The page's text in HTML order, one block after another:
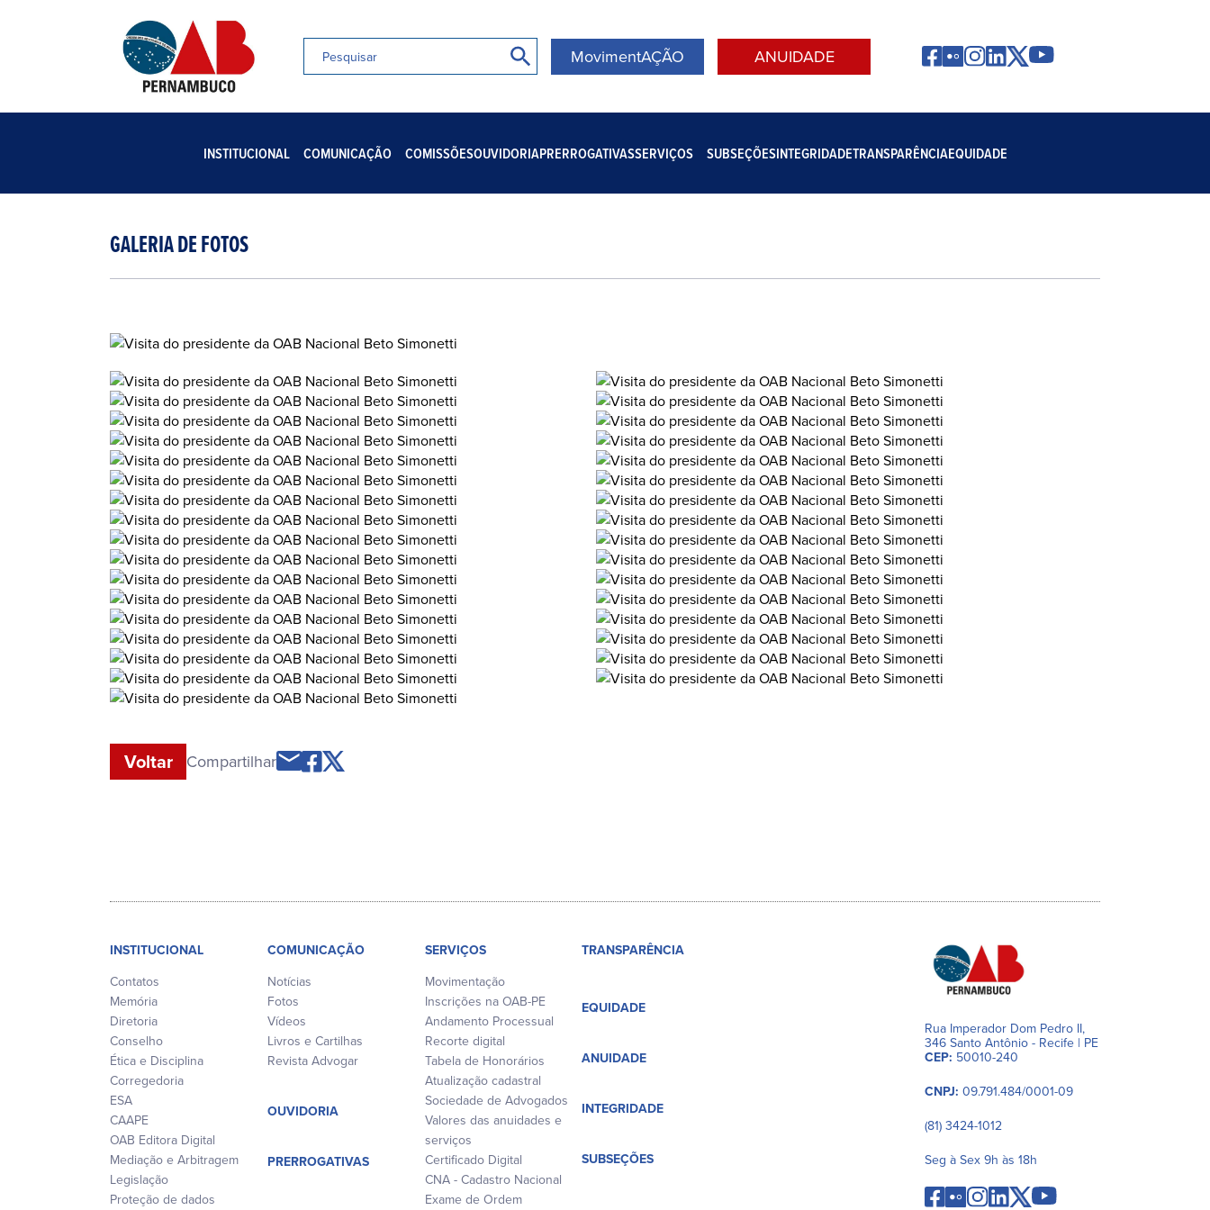
MovimentAÇÃO ANUIDADE
INSTITUCIONAL COMUNICAÇÃO COMISSÕESOUVIDORIAPRERROGATIVASSERVIÇOS SUBSEÇÕESINTEGRIDADETRANSPARÊNCIAEQUIDADE
GALERIA DE FOTOS
Voltar Compartilhar
INSTITUCIONAL
Contatos
Memória
Diretoria
Conselho
Ética e Disciplina
Corregedoria
ESA
CAAPE
OAB Editora Digital
Mediação e Arbitragem
Legislação
Proteção de dados
COMUNICAÇÃO
Notícias
Fotos
Vídeos
Livros e Cartilhas
Revista Advogar
OUVIDORIA
PRERROGATIVAS
SERVIÇOS
Movimentação
Inscrições na OAB-PE
Andamento Processual
Recorte digital
Tabela de Honorários
Atualização cadastral
Sociedade de Advogados
Valores das anuidades e
serviços
Certificado Digital
CNA - Cadastro Nacional
Exame de Ordem
TRANSPARÊNCIA
EQUIDADE
ANUIDADE
INTEGRIDADE
SUBSEÇÕES
Rua Imperador Dom Pedro II,
346 Santo Antônio - Recife | PE
CEP: 50010-240
CNPJ: 09.791.484/0001-09
(81) 3424-1012
Seg à Sex 9h às 18h